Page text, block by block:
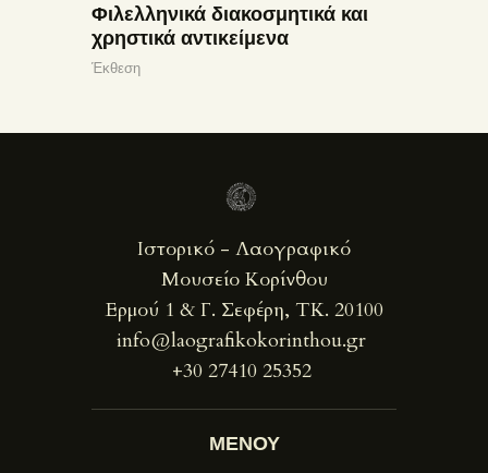
Φιλελληνικά διακοσμητικά και
χρηστικά αντικείμενα
Έκθεση
Ιστορικό - Λαογραφικό
Μουσείο Κορίνθου
Ερμού 1 & Γ. Σεφέρη, ΤΚ. 20100
info@laografikokorinthou.gr
+30 27410 25352
ΜΕΝΟΥ